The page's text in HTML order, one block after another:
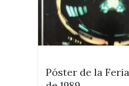
Póster de la